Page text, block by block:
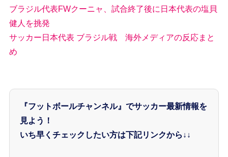
ブラジル代表FWクーニャ、試合終了後に日本代表の塩貝
健人を挑発
サッカー日本代表 ブラジル戦 海外メディアの反応まと
め
『フットボールチャンネル』でサッカー最新情報を
見よう！
いち早くチェックしたい方は下記リンクから↓↓